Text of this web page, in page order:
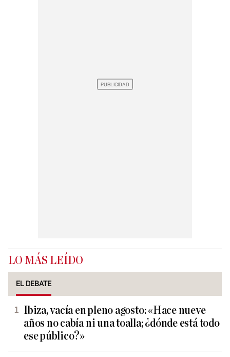
LO MÁS LEÍDO
EL DEBATE
Ibiza, vacía en pleno agosto: «Hace nueve
años no cabía ni una toalla; ¿dónde está todo
ese público?»